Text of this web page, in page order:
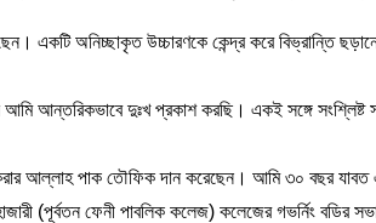
একটি অনিচ্ছাকৃত উচ্চারণকে কেন্দ্র করে বিভ্রান্তি
আমি আন্তরিকভাবে দুঃখ প্রকাশ করছি। একই সঙ্গে
আল্লাহ পাক তৌফিক দান করেছেন। আমি ৩০ বছর যাবত
(পূর্বতন ফেনী পাবলিক কলেজ) কলেজের গভর্নিং বডির